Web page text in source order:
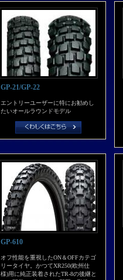
GP-21/GP-22
エントリーユーザーに特にお勧めし
たいオールラウンドモデル
GP-610
オフ性能を重視したON＆OFFカテゴ
リータイヤ。かつてXR250(欧州仕
様)用に純正装着されたTR-8の後継と